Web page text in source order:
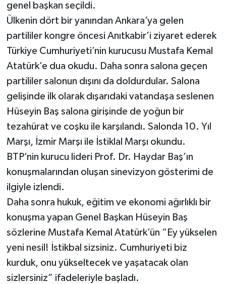
genel başkan seçildi.
Ülkenin dört bir yanından Ankara’ya gelen
partililer kongre öncesi Anıtkabir’i ziyaret ederek
Türkiye Cumhuriyeti’nin kurucusu Mustafa Kemal
Atatürk’e dua okudu. Daha sonra salona geçen
partililer salonun dışını da doldurdular. Salona
gelişinde ilk olarak dışarıdaki vatandaşa seslenen
Hüseyin Baş salona girişinde de yoğun bir
tezahürat ve coşku ile karşılandı. Salonda 10. Yıl
Marşı, İzmir Marşı ile İstiklal Marşı okundu.
BTP’nin kurucu lideri Prof. Dr. Haydar Baş’ın
konuşmalarından oluşan sinevizyon gösterimi de
ilgiyle izlendi.
Daha sonra hukuk, eğitim ve ekonomi ağırlıklı bir
konuşma yapan Genel Başkan Hüseyin Baş
sözlerine Mustafa Kemal Atatürk’ün “Ey yükselen
yeni nesil! İstikbal sizsiniz. Cumhuriyeti biz
kurduk, onu yükseltecek ve yaşatacak olan
sizlersiniz” ifadeleriyle başladı.